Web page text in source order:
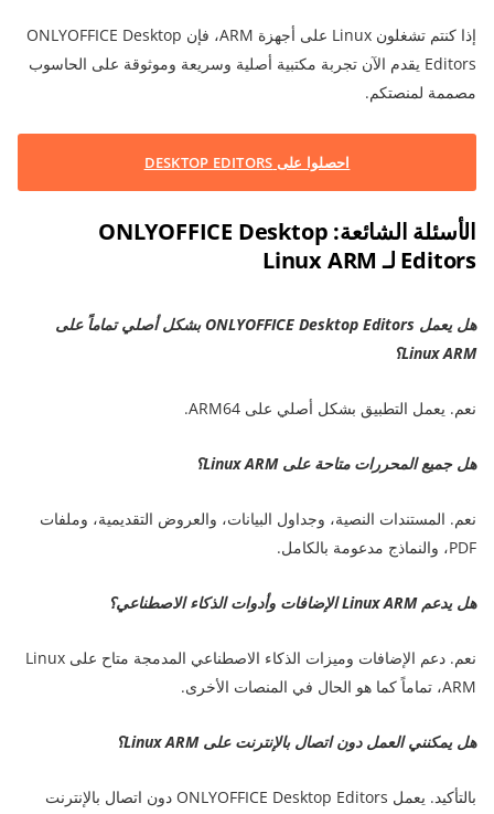
إذا كنتم تشغلون Linux على أجهزة ARM، فإن ONLYOFFICE Desktop
Editors يقدم الآن تجربة مكتبية أصلية وسريعة وموثوقة على الحاسوب
مصممة لمنصتكم.
احصلوا على DESKTOP EDITORS
الأسئلة الشائعة: ONLYOFFICE Desktop
Editors لـ Linux ARM
هل يعمل ONLYOFFICE Desktop Editors بشكل أصلي تماماً على
Linux ARM؟
نعم. يعمل التطبيق بشكل أصلي على ARM64.
هل جميع المحررات متاحة على Linux ARM؟
نعم. المستندات النصية، وجداول البيانات، والعروض التقديمية، وملفات
PDF، والنماذج مدعومة بالكامل.
هل يدعم Linux ARM الإضافات وأدوات الذكاء الاصطناعي؟
نعم. دعم الإضافات وميزات الذكاء الاصطناعي المدمجة متاح على Linux
ARM، تماماً كما هو الحال في المنصات الأخرى.
هل يمكنني العمل دون اتصال بالإنترنت على Linux ARM؟
بالتأكيد. يعمل ONLYOFFICE Desktop Editors دون اتصال بالإنترنت